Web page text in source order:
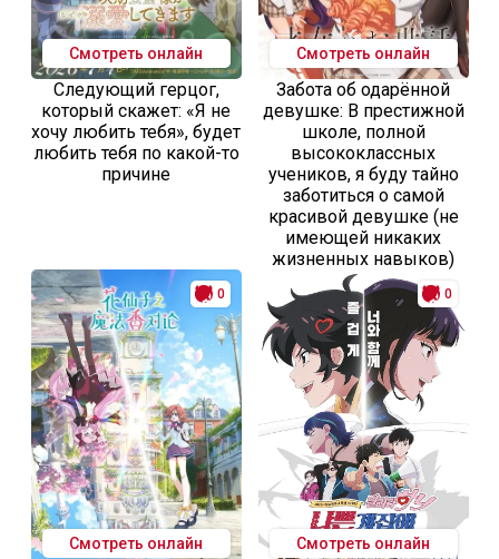
Смотреть онлайн
Следующий герцог,
который скажет: «Я не
хочу любить тебя», будет
любить тебя по какой-то
причине
Смотреть онлайн
Забота об одарённой
девушке: В престижной
школе, полной
высококлассных
учеников, я буду тайно
заботиться о самой
красивой девушке (не
имеющей никаких
жизненных навыков)
0
Смотреть онлайн
0
Смотреть онлайн